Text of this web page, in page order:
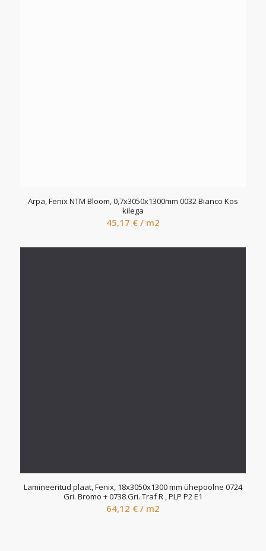
Arpa, Fenix NTM Bloom, 0,7x3050x1300mm 0032 Bianco Kos
kilega
45,17 € / m2
Lamineeritud plaat, Fenix, 18x3050x1300 mm ühepoolne 0724
Gri. Bromo + 0738 Gri. Traf R , PLP P2 E1
64,12 € / m2